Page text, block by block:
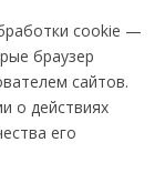
cookie —
браузер
сайтов.
о действиях
его